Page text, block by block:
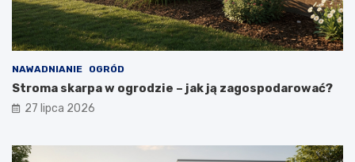
NAWADNIANIE OGRÓD
Stroma skarpa w ogrodzie – jak ją zagospodarować?
27 lipca 2026